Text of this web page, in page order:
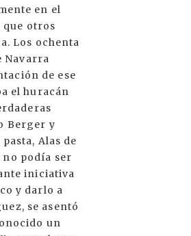
en el
que otros
Los ochenta
Navarra
de ese
el huracán
Berger y
Alas de
no podía ser
iniciativa
y darlo a
se asentó
un